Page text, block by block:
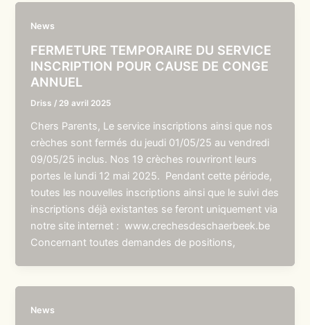
News
FERMETURE TEMPORAIRE DU SERVICE
INSCRIPTION POUR CAUSE DE CONGE
ANNUEL
Driss / 29 avril 2025
Chers Parents, Le service inscriptions ainsi que nos
crèches sont fermés du jeudi 01/05/25 au vendredi
09/05/25 inclus. Nos 19 crèches rouvriront leurs
portes le lundi 12 mai 2025. Pendant cette période,
toutes les nouvelles inscriptions ainsi que le suivi des
inscriptions déjà existantes se feront uniquement via
notre site internet : www.crechesdeschaerbeek.be
Concernant toutes demandes de positions,
News